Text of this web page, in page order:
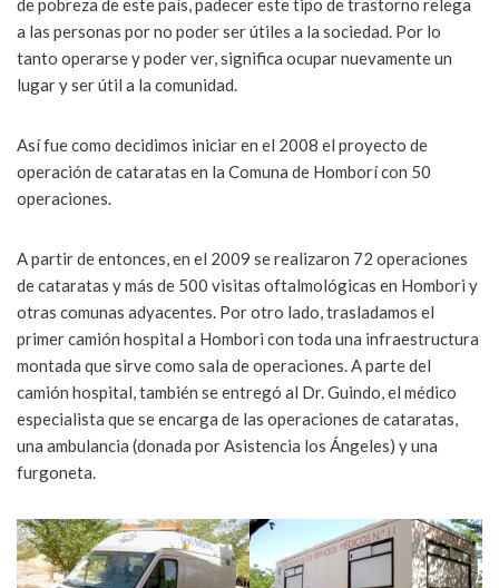
de pobreza de este país, padecer este tipo de trastorno relega
a las personas por no poder ser útiles a la sociedad. Por lo
tanto operarse y poder ver, significa ocupar nuevamente un
lugar y ser útil a la comunidad.
Así fue como decidimos iniciar en el 2008 el proyecto de
operación de cataratas en la Comuna de Homborí con 50
operaciones.
A partir de entonces, en el 2009 se realizaron 72 operaciones
de cataratas y más de 500 visitas oftalmológicas en Hombori y
otras comunas adyacentes. Por otro lado, trasladamos el
primer camión hospital a Hombori con toda una infraestructura
montada que sirve como sala de operaciones. A parte del
camión hospital, también se entregó al Dr. Guindo, el médico
especialista que se encarga de las operaciones de cataratas,
una ambulancia (donada por Asistencia los Ángeles) y una
furgoneta.